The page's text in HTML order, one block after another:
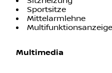
Sportsitze
Mittelarmlehne
Multifunktionsanzeige
Multimedia